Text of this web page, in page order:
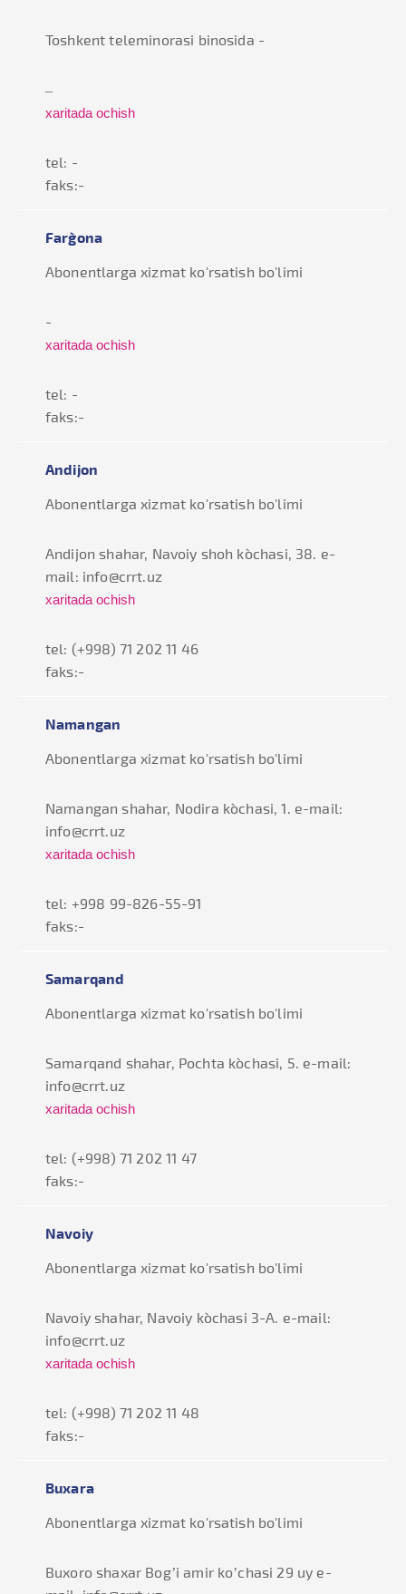
Toshkent teleminorasi binosida -
–
xaritada ochish
tel: -
faks:-
Farg`ona
Abonentlarga xizmat ko'rsatish bo'limi
-
xaritada ochish
tel: -
faks:-
Andijon
Abonentlarga xizmat ko'rsatish bo'limi
Andijon shahar, Navoiy shoh ko`chasi, 38. e-
mail: info@crrt.uz
xaritada ochish
tel: (+998) 71 202 11 46
faks:-
Namangan
Abonentlarga xizmat ko'rsatish bo'limi
Namangan shahar, Nodira ko`chasi, 1. e-mail:
info@crrt.uz
xaritada ochish
tel: +998 99-826-55-91
faks:-
Samarqand
Abonentlarga xizmat ko'rsatish bo'limi
Samarqand shahar, Pochta ko`chasi, 5. e-mail:
info@crrt.uz
xaritada ochish
tel: (+998) 71 202 11 47
faks:-
Navoiy
Abonentlarga xizmat ko'rsatish bo'limi
Navoiy shahar, Navoiy ko`chasi 3-А. e-mail:
info@crrt.uz
xaritada ochish
tel: (+998) 71 202 11 48
faks:-
Buxara
Abonentlarga xizmat ko'rsatish bo'limi
Buxoro shaxar Bog’i amir ko’chasi 29 uy e-